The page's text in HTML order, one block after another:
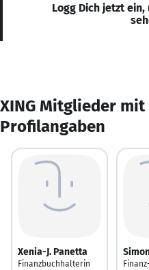
Logg Dich jetzt
XING Mitglieder
Profilangaben
Xenia-J. Panetta
Finanzbuchhalterin